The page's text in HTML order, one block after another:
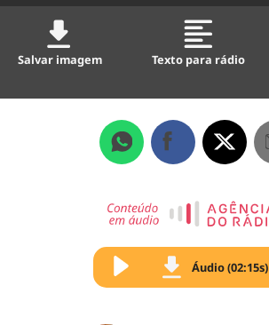
Salvar imagem Texto para rádio
Áudio (02:15s)